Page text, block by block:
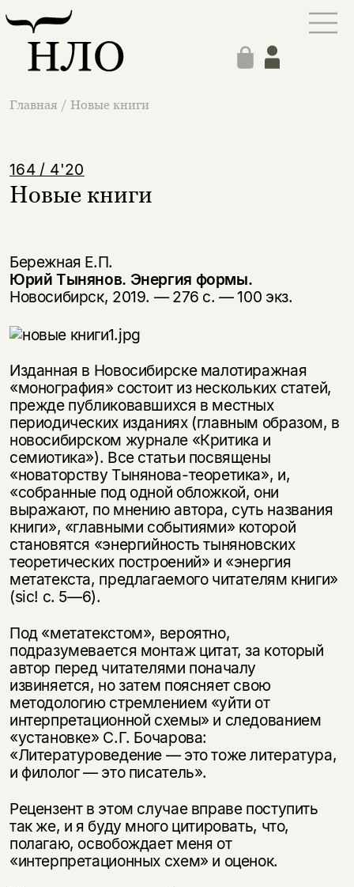
Главная / Новые книги
164 / 4'20
Новые книги
Бережная Е.П.
Юрий Тынянов. Энергия формы.
Новосибирск, 2019. — 276 с. — 100 экз.
Изданная в Новосибирске малотиражная
«монография» состоит из нескольких статей,
прежде публиковавшихся в местных
периодических изданиях (главным образом, в
новосибирском журнале «Критика и
семиотика»). Все статьи посвящены
«новаторству Тынянова-теоретика», и,
«собранные под одной обложкой, они
выражают, по мнению автора, суть названия
книги», «главными событиями» которой
становятся «энергийность тыняновских
теоретических построений» и «энергия
метатекста, предлагаемого читателям книги»
(sic! с. 5—6).
Под «метатекстом», вероятно,
подразумевается монтаж цитат, за который
автор перед читателями поначалу
извиняется, но затем поясняет свою
методологию стремлением «уйти от
интерпретационной схемы» и следованием
«установке» С.Г. Бочарова:
«Литературоведение — это тоже литература,
и филолог — это писатель».
Рецензент в этом случае вправе поступить
так же, и я буду много цитировать, что,
полагаю, освобождает меня от
«интерпретационных схем» и оценок.